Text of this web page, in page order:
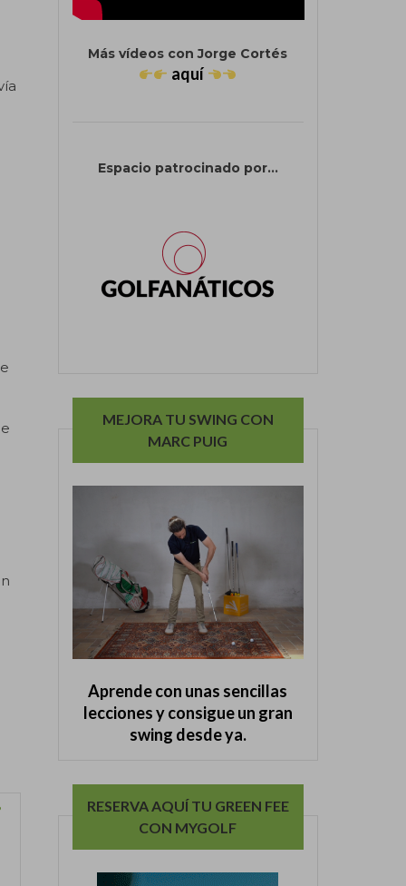
Más vídeos con Jorge Cortés
aquí
Espacio patrocinado por...
MEJORA TU SWING CON
MARC PUIG
Aprende con unas sencillas
lecciones y consigue un gran
swing desde ya.
RESERVA AQUÍ TU GREEN FEE
CON MYGOLF